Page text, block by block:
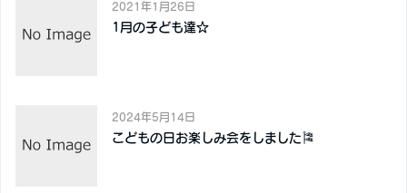
2021年1月26日
1月の子ども達☆
2024年5月14日
こどもの日お楽しみ会をしました🎏